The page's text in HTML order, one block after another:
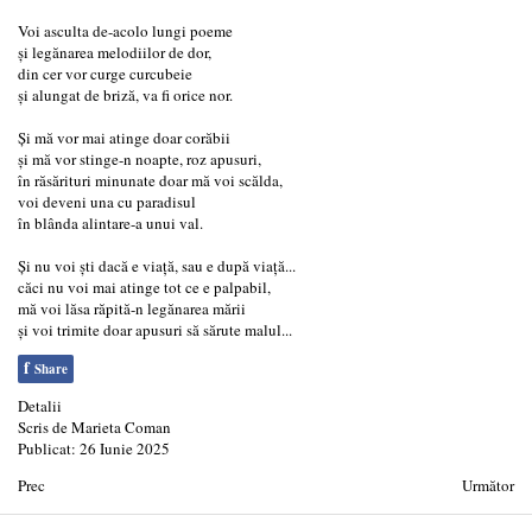
Voi asculta de-acolo lungi poeme
şi legănarea melodiilor de dor,
din cer vor curge curcubeie
şi alungat de briză, va fi orice nor.
Şi mă vor mai atinge doar corăbii
şi mă vor stinge-n noapte, roz apusuri,
în răsărituri minunate doar mă voi scălda,
voi deveni una cu paradisul
în blânda alintare-a unui val.
Şi nu voi şti dacă e viaţă, sau e după viaţă...
căci nu voi mai atinge tot ce e palpabil,
mă voi lăsa răpită-n legănarea mării
şi voi trimite doar apusuri să sărute malul...
f Share
Detalii
Scris deMarieta Coman
Publicat: 26 Iunie 2025
Prec
Următor